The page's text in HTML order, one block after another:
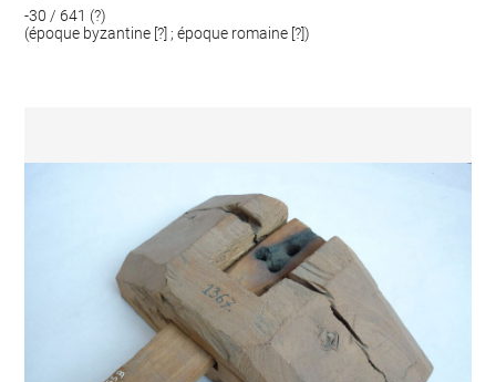
-30 / 641 (?)
(époque byzantine [?] ; époque romaine [?])